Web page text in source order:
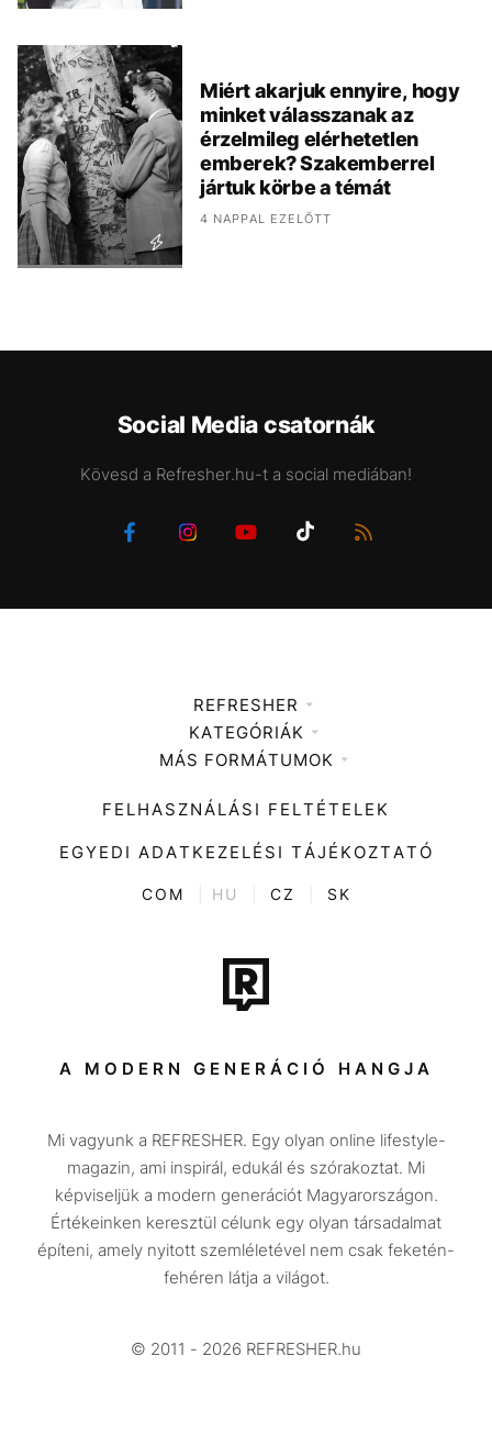
Miért akarjuk ennyire, hogy
minket válasszanak az
érzelmileg elérhetetlen
emberek? Szakemberrel
jártuk körbe a témát
4 NAPPAL EZELŐTT
Social Media csatornák
Kövesd a Refresher.hu-t a social mediában!
REFRESHER
Médiaajánlat
KATEGÓRIÁK
Zene
Divat
Kultúra
ENTR
Tech-Tudomány
Sport
Társadalom
Utazás
Életmód
Design
Beszélgetések
Videó
MÁS FORMÁTUMOK
FELHASZNÁLÁSI FELTÉTELEK
EGYEDI ADATKEZELÉSI TÁJÉKOZTATÓ
COM HU CZ SK
A MODERN GENERÁCIÓ HANGJA
Mi vagyunk a REFRESHER. Egy olyan online lifestyle-
magazin, ami inspirál, edukál és szórakoztat. Mi
képviseljük a modern generációt Magyarországon.
Értékeinken keresztül célunk egy olyan társadalmat
építeni, amely nyitott szemléletével nem csak feketén-
fehéren látja a világot.
© 2011 - 2026 REFRESHER.hu